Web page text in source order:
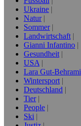
Ukraine
Natur
Sommer
Landwirtschaft
Gianni Infantino
Gesundheit
USA
Lara Gut-Behrami
Wintersport
Deutschland
Tier
People
Ski